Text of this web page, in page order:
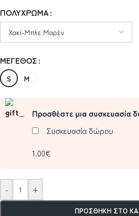
ΠΟΛΎΧΡΩΜΑ
ΜΈΓΕΘΟΣ
S M
Προσθέστε μια συσκευασία
Συσκευασία δώρου
1.00€
- +
ΠΡΟΣΘΉΚΗ ΣΤΟ